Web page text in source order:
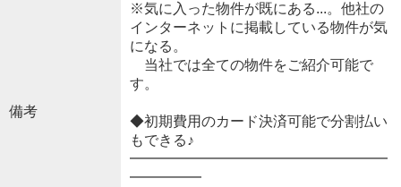
備考
※気に入った物件が既にある...。他社の
インターネットに掲載している物件が気
になる。
当社では全ての物件をご紹介可能で
す。
◆初期費用のカード決済可能で分割払い
もできる♪
━━━━━━━━━━━━━━━━━━
━━━━━